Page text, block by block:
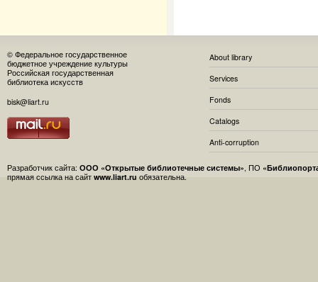
© Федеральное государственное
бюджетное учреждение культуры
Российская государственная
библиотека искусств
bisk@liart.ru
About library
Services
Fonds
Catalogs
Anti-corruption
Разработчик сайта: ООО «Открытые библиотечные системы», ПО
прямая ссылка на сайт www.liart.ru обязательна.